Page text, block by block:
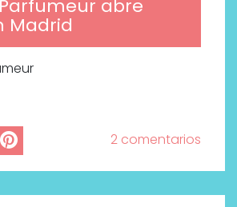
Parfumeur abre
Madrid
2 comentarios